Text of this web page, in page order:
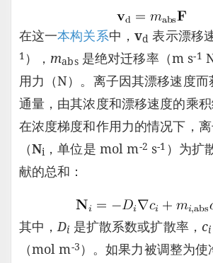
在这一本构关系中，vd 表示漂移
1 ）， mabs是绝对迁移率（m s-1
用力（N）。离子因其漂移速度而
通量，由其浓度和漂移速度的乘
在浓度梯度和作用力的情况下，
（Ni ，单位是 mol m-2 s-1 ）为扩
献的总和：
其中， Di 是扩散系数或扩散率，ci
（mol m-3 ）。如果力被调整为使